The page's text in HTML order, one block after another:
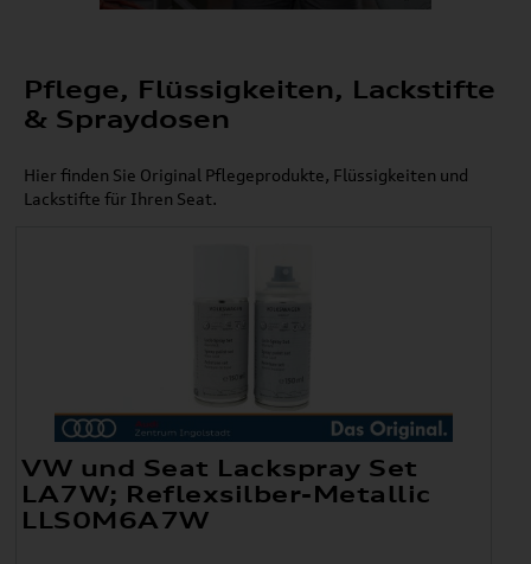
Pflege, Flüssigkeiten, Lackstifte
& Spraydosen
Hier finden Sie Original Pflegeprodukte, Flüssigkeiten und
Lackstifte für Ihren Seat.
VW und Seat Lackspray Set
LA7W; Reflexsilber-Metallic
LLS0M6A7W